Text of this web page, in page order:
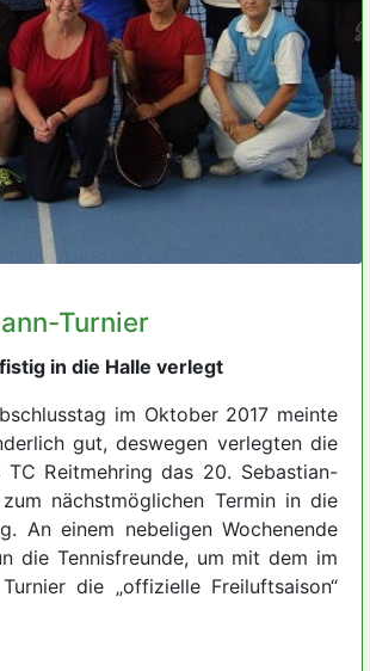
Turnier
in die Halle verlegt
im Oktober 2017 meinte
gut, deswegen verlegten die
Reitmehring das 20. Sebastian-
zum nächstmöglichen Termin in die
An einem nebeligen Wochenende
die Tennisfreunde, um mit dem im
die „offizielle Freiluftsaison“